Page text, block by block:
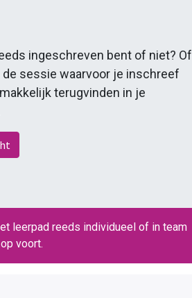
ingeschreven bent of niet? Of
sessie waarvoor je inschreef
terugvinden in je
leerpad reeds individueel of in team
voort.